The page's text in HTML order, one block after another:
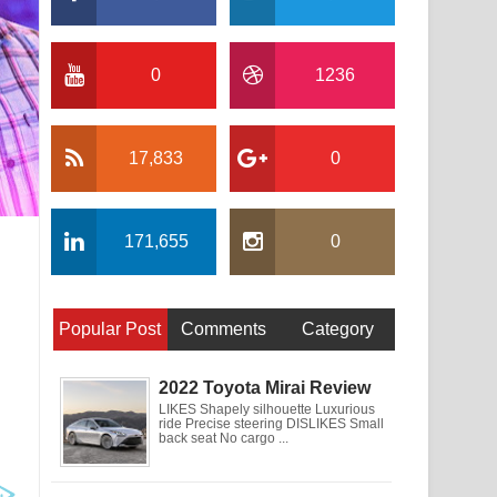
0 1236
17,833 0
171,655 0
Popular Post Comments Category
2022 Toyota Mirai Review
LIKES Shapely silhouette Luxurious
ride Precise steering DISLIKES Small
back seat No cargo ...